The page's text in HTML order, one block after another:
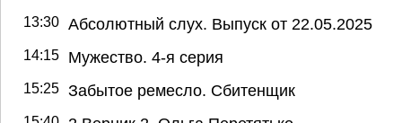
13:30 Абсолютный слух. Выпуск от 22.05.2025
14:15 Мужество. 4-я серия
15:25 Забытое ремесло. Сбитенщик